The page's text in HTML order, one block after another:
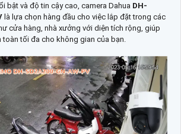
bật và độ tin cậy cao, camera Dahua DH-
là lựa chọn hàng đầu cho việc lắp đặt trong các
cửa hàng, nhà xưởng với diện tích rộng, giúp
toàn tối đa cho không gian của bạn.